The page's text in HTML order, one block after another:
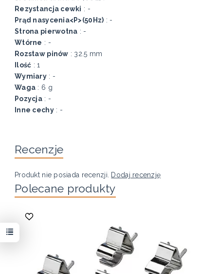
Rezystancja cewki : -
Prąd nasycenia<P>(50Hz) : -
Strona pierwotna : -
Wtórne : -
Rozstaw pinów : 32.5 mm
Ilość : 1
Wymiary: -
Waga : 6 g
Pozycja: -
Inne cechy: -
Recenzje
Produkt nie posiada recenzji. Dodaj recenzję
Polecane produkty